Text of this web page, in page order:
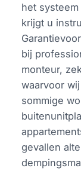
het
krijgt u
bij
monteur,
waarvoor
sommige
gevallen